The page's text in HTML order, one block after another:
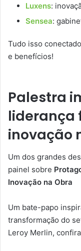
Luxens:
Sensea:
Tudo isso
e benefícios!
Palestra
liderança
inovação
Um dos grandes
painel sobre
Inovação na Obra
Um bate-papo
transformação do
Leroy Merlin,